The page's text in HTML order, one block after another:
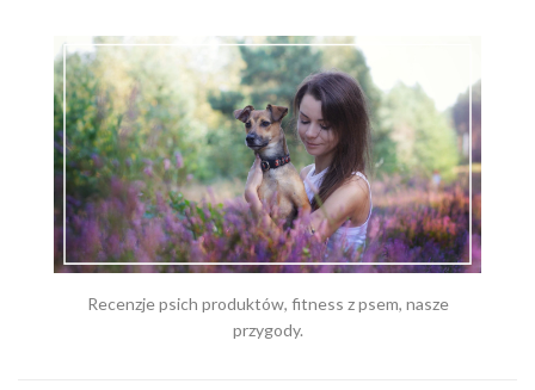
Recenzje psich produktów, fitness z psem, nasze
przygody.